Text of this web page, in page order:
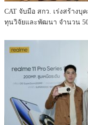
CAT จับมือ สกว. เร่งสร้าง
ทุนวิจัยและพัฒนา จำนวน